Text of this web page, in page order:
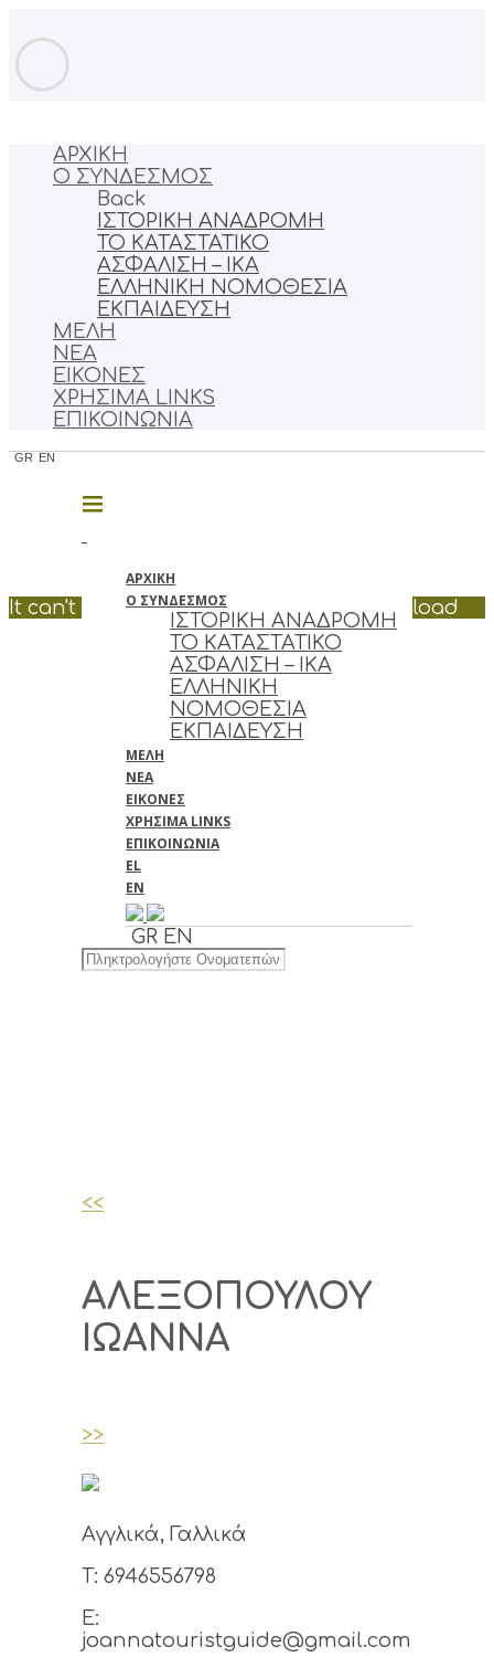
ΑΡΧΙΚΗ
Ο ΣΥΝΔΕΣΜΟΣ
Back
ΙΣΤΟΡΙΚΗ ΑΝΑΔΡΟΜΗ
ΤΟ ΚΑΤΑΣΤΑΤΙΚΟ
ΑΣΦΑΛΙΣΗ – ΙΚΑ
ΕΛΛΗΝΙΚΗ ΝΟΜΟΘΕΣΙΑ
ΕΚΠΑΙΔΕΥΣΗ
ΜΕΛΗ
ΝΕΑ
ΕΙΚΟΝΕΣ
ΧΡΗΣΙΜΑ LINKS
ΕΠΙΚΟΙΝΩΝΙΑ
GR EN
ΑΡΧΙΚΗ
Ο ΣΥΝΔΕΣΜΟΣ
ΙΣΤΟΡΙΚΗ ΑΝΑΔΡΟΜΗ
ΤΟ ΚΑΤΑΣΤΑΤΙΚΟ
ΑΣΦΑΛΙΣΗ – ΙΚΑ
ΕΛΛΗΝΙΚΗ
ΝΟΜΟΘΕΣΙΑ
ΕΚΠΑΙΔΕΥΣΗ
ΜΕΛΗ
ΝΕΑ
ΕΙΚΟΝΕΣ
ΧΡΗΣΙΜΑ LINKS
ΕΠΙΚΟΙΝΩΝΙΑ
EL
EN
GR EN
It can't be played in your browser. Download
<<
ΑΛΕΞΟΠΟΥΛΟΥ
ΙΩΑΝΝΑ
>>
Αγγλικά, Γαλλικά
T: 6946556798
E:
joannatouristguide@gmail.com